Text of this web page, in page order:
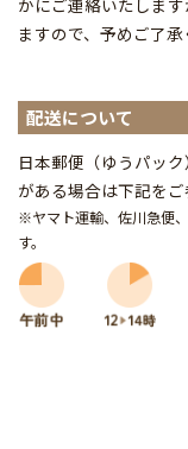
かにご連絡いたしま
ますので、予めご了承
配送について
日本郵便（ゆうパッ
がある場合は下記をご
※ヤマト運輸、佐川急便
す。